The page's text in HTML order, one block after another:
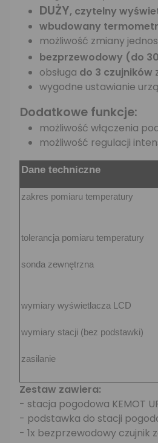
DUŻY, czytelny
wbudowany termometr
możliwość zmiany
bezprzewodowy (do
obsługa do 3 czujników
wygodne ustawianie
Dodatkowe funkcje:
możliwość włączenia
możliwość regulacji
Dane techniczne
zakres pomiaru temperatury
tolerancja pomiaru temperatury
sonda zewnętrzna
wymiary wyświetlacza LCD
wymiary stacji (bez podstawki)
zasilanie
Zestaw zawiera:
- stacja pogodowa KEMOT
- podstawka do stacji
- 1x bezprzewodowy czujnik